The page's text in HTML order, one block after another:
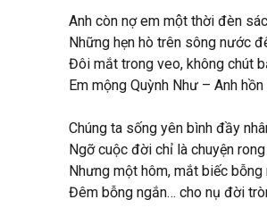
Anh còn nợ em một thời đèn
Những hẹn hò trên sông nước
Đôi mắt trong veo, không chút
Em mộng Quỳnh Như – Anh
Chúng ta sống yên bình đầy
Ngỡ cuộc đời chỉ là chuyện
Nhưng một hôm, mắt biếc bỗng
Đêm bỗng ngắn… cho nụ đời